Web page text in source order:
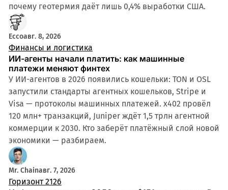
почему геотермия даёт лишь 0,4% выработки США.
Eccoавг. 8, 2026
Финансы и логистика
ИИ-агенты начали платить: как машинные
платежи меняют финтех
У ИИ-агентов в 2026 появились кошельки: TON и OSL
запустили стандарты агентных кошельков, Stripe и
Visa — протоколы машинных платежей. x402 провёл
120 млн+ транзакций, Juniper ждёт 1,5 трлн агентной
коммерции к 2030. Кто заберёт платёжный слой новой
экономики — разбираем.
Mr. Chainавг. 7, 2026
Горизонт 2126